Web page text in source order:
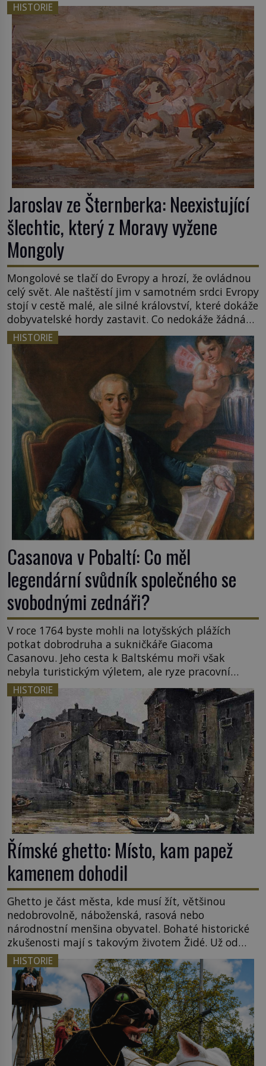
HISTORIE
Jaroslav ze Šternberka: Neexistující
šlechtic, který z Moravy vyžene
Mongoly
Mongolové se tlačí do Evropy a hrozí, že ovládnou
celý svět. Ale naštěstí jim v samotném srdci Evropy
stojí v cestě malé, ale silné království, které dokáže
dobyvatelské hordy zastavit. Co nedokáže žádná
z asijských říší, co nedokážou Němci – to dokáže
český král. Nebo že by ne? Mongolové od roku 1223
postupují podél Kaspického a Azovského moře, […]
HISTORIE
Casanova v Pobaltí: Co měl
legendární svůdník společného se
svobodnými zednáři?
V roce 1764 byste mohli na lotyšských plážích
potkat dobrodruha a sukničkáře Giacoma
Casanovu. Jeho cesta k Baltskému moři však
nebyla turistickým výletem, ale ryze pracovní
cestou se zištnými úmysly. Jaký cíl Casanova
sledoval, když se například procházel uličkami
lotyšské Rigy? Casanova v Pobaltí kontaktoval
tamní zednářské lóže. Nebyl v této oblasti žádným
nováčkem, protože do zednářské […]
HISTORIE
Římské ghetto: Místo, kam papež
kamenem dohodil
Ghetto je část města, kde musí žít, většinou
nedobrovolně, náboženská, rasová nebo
národnostní menšina obyvatel. Bohaté historické
zkušenosti mají s takovým životem Židé. Už od
středověku jsou totiž v každou chvíli nuceni v
nějakém žít. Mezi ty nejslavnější patří i římské
ghetto založené v roce 1555. Pokud jde o vztah
k Židům, nemá se Řím čím chlubit. […]
HISTORIE